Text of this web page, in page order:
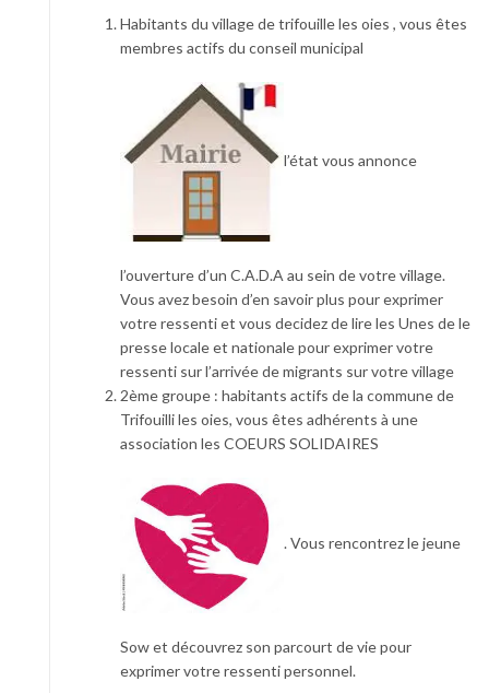
Habitants du village de trifouille les oies , vous êtes
membres actifs du conseil municipal
l’état vous annonce
l’ouverture d’un C.A.D.A au sein de votre village.
Vous avez besoin d’en savoir plus pour exprimer
votre ressenti et vous decidez de lire les Unes de le
presse locale et nationale pour exprimer votre
ressenti sur l’arrivée de migrants sur votre village
2ème groupe : habitants actifs de la commune de
Trifouilli les oies, vous êtes adhérents à une
association les COEURS SOLIDAIRES
. Vous rencontrez le jeune
Sow et découvrez son parcourt de vie pour
exprimer votre ressenti personnel.